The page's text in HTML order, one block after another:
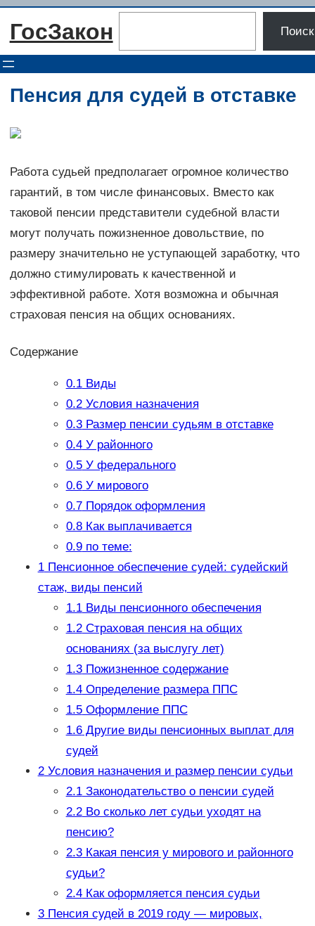
Перейти
ГосЗакон Поиск
Пенсия для судей в отставке
Работа судьей предполагает огромное количество
гарантий, в том числе финансовых. Вместо как
таковой пенсии представители судебной власти
могут получать пожизненное довольствие, по
размеру значительно не уступающей заработку, что
должно стимулировать к качественной и
эффективной работе. Хотя возможна и обычная
страховая пенсия на общих основаниях.
Содержание
0.1Виды
0.2Условия назначения
0.3Размер пенсии судьям в отставке
0.4У районного
0.5У федерального
0.6У мирового
0.7Порядок оформления
0.8Как выплачивается
0.9по теме:
1Пенсионное обеспечение судей: судейский
стаж, виды пенсий
1.1Виды пенсионного обеспечения
1.2Страховая пенсия на общих
основаниях (за выслугу лет)
1.3Пожизненное содержание
1.4Определение размера ППС
1.5Оформление ППС
1.6Другие виды пенсионных выплат для
судей
2Условия назначения и размер пенсии судьи
2.1Законодательство о пенсии судей
2.2Во сколько лет судьи уходят на
пенсию?
2.3Какая пенсия у мирового и районного
судьи?
2.4Как оформляется пенсия судьи
3Пенсия судей в 2019 году — мировых,